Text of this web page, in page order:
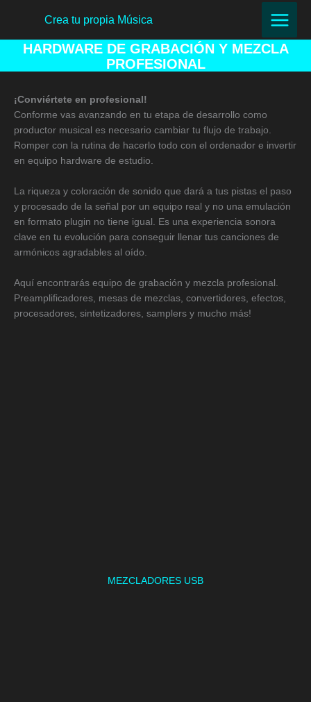
contenido
Crea tu propia Música
HARDWARE DE GRABACIÓN Y MEZCLA
PROFESIONAL
¡Conviértete en profesional!
Conforme vas avanzando en tu etapa de desarrollo como
productor musical es necesario cambiar tu flujo de trabajo.
Romper con la rutina de hacerlo todo con el ordenador e invertir
en equipo hardware de estudio.
La riqueza y coloración de sonido que dará a tus pistas el paso
y procesado de la señal por un equipo real y no una emulación
en formato plugin no tiene igual. Es una experiencia sonora
clave en tu evolución para conseguir llenar tus canciones de
armónicos agradables al oído.
Aquí encontrarás equipo de grabación y mezcla profesional.
Preamplificadores, mesas de mezclas, convertidores, efectos,
procesadores, sintetizadores, samplers y mucho más!
MEZCLADORES USB